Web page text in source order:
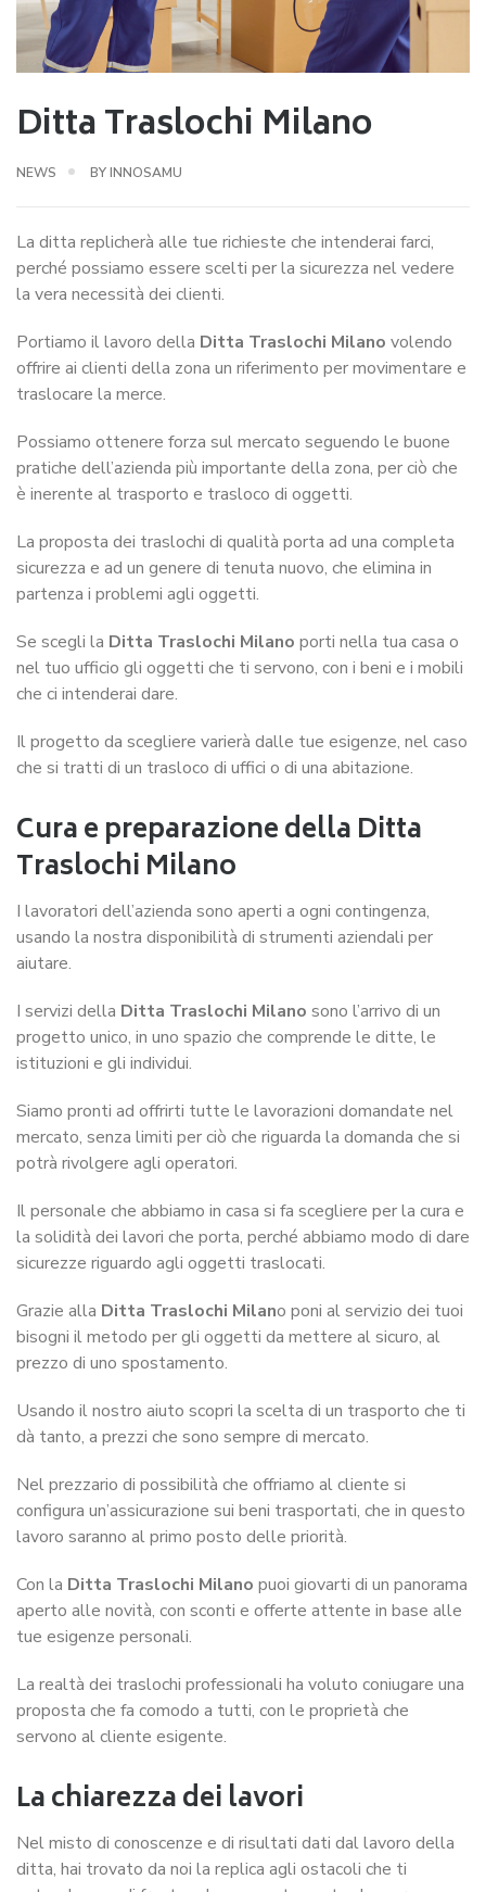
Ditta Traslochi Milano
NEWS BYINNOSAMU
La ditta replicherà alle tue richieste che intenderai farci,
perché possiamo essere scelti per la sicurezza nel vedere
la vera necessità dei clienti.
Portiamo il lavoro della Ditta Traslochi Milano volendo
offrire ai clienti della zona un riferimento per movimentare e
traslocare la merce.
Possiamo ottenere forza sul mercato seguendo le buone
pratiche dell’azienda più importante della zona, per ciò che
è inerente al trasporto e trasloco di oggetti.
La proposta dei traslochi di qualità porta ad una completa
sicurezza e ad un genere di tenuta nuovo, che elimina in
partenza i problemi agli oggetti.
Se scegli la Ditta Traslochi Milano porti nella tua casa o
nel tuo ufficio gli oggetti che ti servono, con i beni e i mobili
che ci intenderai dare.
Il progetto da scegliere varierà dalle tue esigenze, nel caso
che si tratti di un trasloco di uffici o di una abitazione.
Cura e preparazione dellaDitta
Traslochi Milano
I lavoratori dell’azienda sono aperti a ogni contingenza,
usando la nostra disponibilità di strumenti aziendali per
aiutare.
I servizi della Ditta Traslochi Milano sono l’arrivo di un
progetto unico, in uno spazio che comprende le ditte, le
istituzioni e gli individui.
Siamo pronti ad offrirti tutte le lavorazioni domandate nel
mercato, senza limiti per ciò che riguarda la domanda che si
potrà rivolgere agli operatori.
Il personale che abbiamo in casa si fa scegliere per la cura e
la solidità dei lavori che porta, perché abbiamo modo di dare
sicurezze riguardo agli oggetti traslocati.
Grazie alla Ditta Traslochi Milano poni al servizio dei tuoi
bisogni il metodo per gli oggetti da mettere al sicuro, al
prezzo di uno spostamento.
Usando il nostro aiuto scopri la scelta di un trasporto che ti
dà tanto, a prezzi che sono sempre di mercato.
Nel prezzario di possibilità che offriamo al cliente si
configura un’assicurazione sui beni trasportati, che in questo
lavoro saranno al primo posto delle priorità.
Con la Ditta Traslochi Milano puoi giovarti di un panorama
aperto alle novità, con sconti e offerte attente in base alle
tue esigenze personali.
La realtà dei traslochi professionali ha voluto coniugare una
proposta che fa comodo a tutti, con le proprietà che
servono al cliente esigente.
La chiarezza dei lavori
Nel misto di conoscenze e di risultati dati dal lavoro della
ditta, hai trovato da noi la replica agli ostacoli che ti